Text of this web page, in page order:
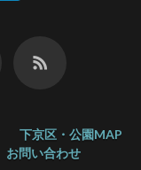
下京区・公園MAP
お問い合わせ